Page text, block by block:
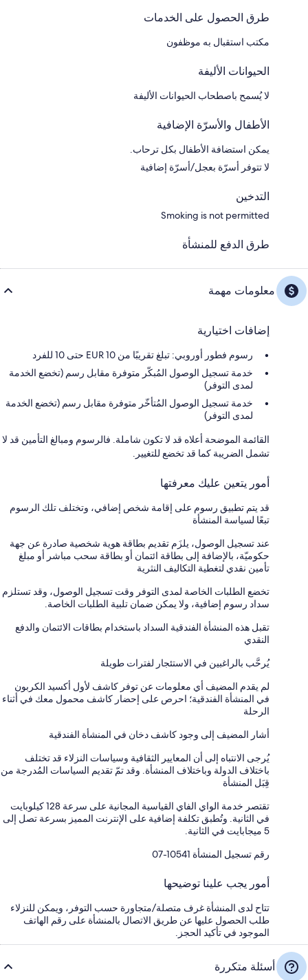
طرق الحصول على الخدمات
مكتب استقبال به موظفون
الحيوانات الأليفة
لا يُسمح باصطحاب الحيوانات الأليفة
الأطفال والأسرّة الإضافية
يمكن استضافة الأطفال بكل ترحاب.
لا تتوفر أسرّة بعجل/أسرّة إضافية
التدخين
Smoking is not permitted
طرق الدفع للمنشأة
معلومات مهمة
إضافات اختيارية
رسوم فطور أوروبي: تبلغ تقريبًا من EUR 10 حتى 10 للفرد
خدمة تسجيل الوصول المُبكّر متوفرة مقابل رسم (تخضع الخدمة
لمدى التوفر)
خدمة تسجيل الوصول المُتأخّر متوفرة مقابل رسم (تخضع الخدمة
لمدى التوفر)
القائمة الموضحة أعلاه قد لا تكون شاملة. فالرسوم ومبالغ التأمين قد لا
تشمل الضريبة كما قد تخضع للتغيير.
أمور يتعين عليك معرفتها
قد يتم تطبيق رسوم على إقامة شخص إضافي، وتختلف تلك الرسوم
تبعًا لسياسة المنشأة
عند تسجيل الوصول، يلزَم تقديم بطاقة هوية شخصية صادرة عن جهة
حكوميّة، بالإضافة إلى بطاقة ائتمان أو بطاقة سحب مباشر أو مبلغ
تأمين نقدي لتغطية التكاليف النثرية
تخضع الطلبات الخاصة لمدى التوفر وقت تسجيل الوصول، وقد تستلزم
سداد رسوم إضافية، ولا يمكن ضمان تلبية الطلبات الخاصة.
تقبل هذه المنشأة الفندقية السداد باستخدام بطاقات الائتمان والدفع
النقدي
يُرحَّب بالراغبين في الاستئجار لفترات طويلة
لم يقدم المضيف أي معلومات عن توفر كاشف لأول أكسيد الكربون
في المنشأة الفندقية؛ احرص على إحضار كاشف محمول معك في أثناء
الرحلة
أشار المضيف إلى وجود كاشف دخان في المنشأة الفندقية
يُرجى الانتباه إلى أن المعايير الثقافية وسياسات النزلاء قد تختلف
باختلاف الدولة وباختلاف المنشأة. وقد تمّ تقديم السياسات المُدرجة من
قِبَل المنشأة
تقتصر خدمة الواي الفاي القياسية المجانية على سرعة 128 كيلوبايت
في الثانية. وتُطبق تكلفة إضافية على الإنترنت المميز بسرعة تصل إلى
5 ميجابايت في الثانية.
رقم تسجيل المنشأة ⁦07-10541⁩
أمور يجب علينا توضيحها
تتاح لدى المنشأة غرف متصلة/متجاورة حسب التوفر، ويمكن للنزلاء
طلب الحصول عليها عن طريق الاتصال بالمنشأة على رقم الهاتف
الموجود في تأكيد الحجز.
أسئلة متكررة